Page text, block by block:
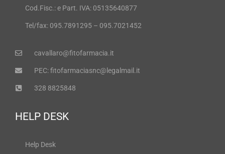
Cod.Fisc.: e Part. IVA: 05135640877
Tel/fax: 095.7891295 – 095.7021452
cavallaro@fitofarmacia.it
PEC: fitofarmaciasnc@legalmail.it
328 8825848
HELP DESK
Help Desk